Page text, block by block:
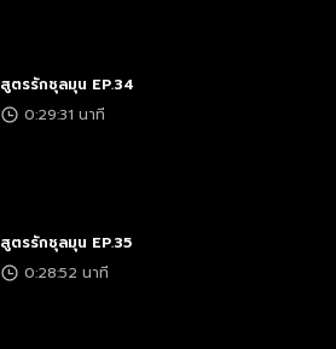
สูตรรักชุลมุน EP.34
0:29:31 นาที
สูตรรักชุลมุน EP.35
0:28:52 นาที